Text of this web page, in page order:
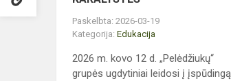
Paskelbta: 2026-03-19
Kategorija: Edukacija
2026 m. kovo 12 d. „Pelėdžiukų“
grupės ugdytiniai leidosi į įspūdingą